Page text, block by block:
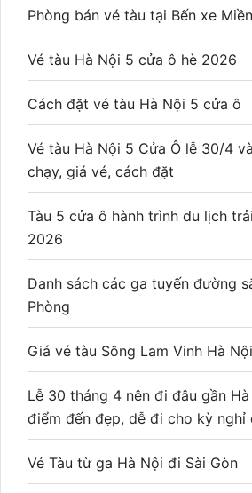
Phòng bán vé tàu tại Bến xe
Vé tàu Hà Nội 5 cửa ô hè 2026
Cách đặt vé tàu Hà Nội 5 cửa ô
Vé tàu Hà Nội 5 Cửa Ô lễ 30/4
chạy, giá vé, cách đặt
Tàu 5 cửa ô hành trình du lịch
2026
Danh sách các ga tuyến đường
Phòng
Giá vé tàu Sông Lam Vinh Hà Nội
Lễ 30 tháng 4 nên đi đâu gần
điểm đến đẹp, dễ đi cho kỳ nghỉ
Vé Tàu từ ga Hà Nội đi Sài Gòn